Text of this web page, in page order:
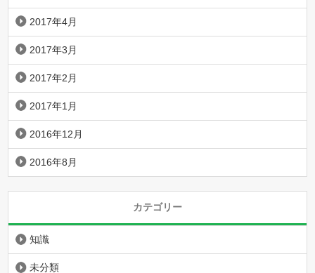
2017年4月
2017年3月
2017年2月
2017年1月
2016年12月
2016年8月
カテゴリー
知識
未分類